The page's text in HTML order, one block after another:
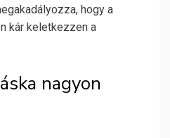
hogy a
kár keletkezzen a
nagyon